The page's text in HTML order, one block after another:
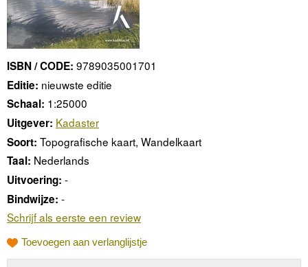
ISBN / CODE: 9789035001701
Editie: nieuwste editie
Schaal: 1:25000
Uitgever: Kadaster
Soort: Topografische kaart, Wandelkaart
Taal: Nederlands
Uitvoering: -
Bindwijze: -
Schrijf als eerste een review
Toevoegen aan verlanglijstje